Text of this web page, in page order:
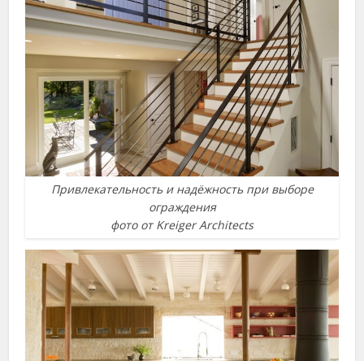
Привлекательность и надёжность при выборе
ограждения
фото от Kreiger Architects